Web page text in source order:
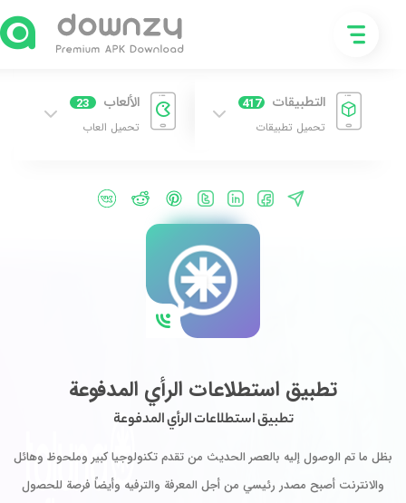
الألعاب 23
تحميل العاب
المدفوعة
تكنولوجيا كبير وملحوظ وهائل
والترفيه وأيضاً فرصة للحصول